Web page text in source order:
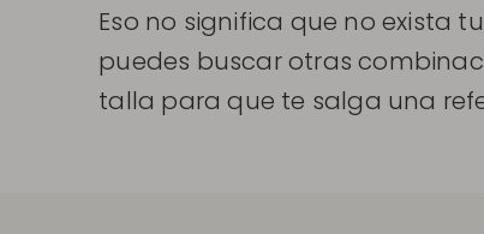
Eso no significa que no exista
puedes buscar otras
talla para que te salga una